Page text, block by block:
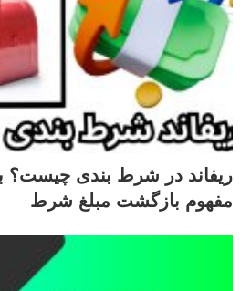
ریفاند در شرط‌ بندی چیست؟
مفهوم بازگشت مبلغ شرط